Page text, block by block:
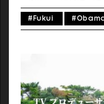
かげで、この鯖街道も
に走ったルートの一つ
最古の鯖街道「針畑
と江戸文化の気配を感
て 1. 鯖街道とは 日本
井県小浜市から京都
#Fukui